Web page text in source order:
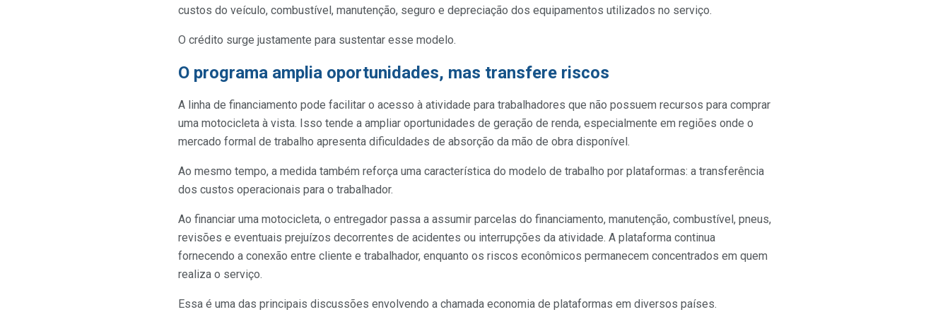
custos do veículo, combustível, manutenção, seguro e depreciação dos equipamentos utilizados no serviço.
O crédito surge justamente para sustentar esse modelo.
O programa amplia oportunidades, mas transfere riscos
A linha de financiamento pode facilitar o acesso à atividade para trabalhadores que não possuem recursos para comprar
uma motocicleta à vista. Isso tende a ampliar oportunidades de geração de renda, especialmente em regiões onde o
mercado formal de trabalho apresenta dificuldades de absorção da mão de obra disponível.
Ao mesmo tempo, a medida também reforça uma característica do modelo de trabalho por plataformas: a transferência
dos custos operacionais para o trabalhador.
Ao financiar uma motocicleta, o entregador passa a assumir parcelas do financiamento, manutenção, combustível, pneus,
revisões e eventuais prejuízos decorrentes de acidentes ou interrupções da atividade. A plataforma continua
fornecendo a conexão entre cliente e trabalhador, enquanto os riscos econômicos permanecem concentrados em quem
realiza o serviço.
Essa é uma das principais discussões envolvendo a chamada economia de plataformas em diversos países.